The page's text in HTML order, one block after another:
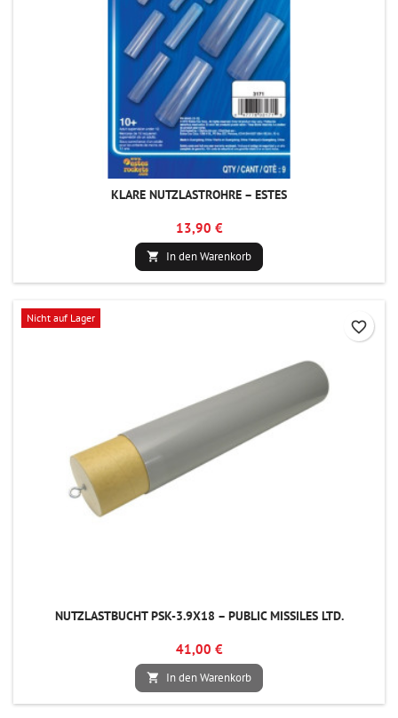
KLARE NUTZLASTROHRE – ESTES
13,90 €
 In den Warenkorb
Nicht auf Lager
NUTZLASTBUCHT PSK-3.9X18 – PUBLIC MISSILES LTD.
41,00 €
 In den Warenkorb
favorite_border